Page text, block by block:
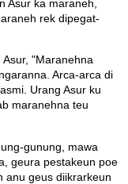
Asur ka maraneh,
rek dipegat-
Asur, "Maranehna
Arca-arca di
Urang Asur ku
maranehna teu
gunung, mawa
geura pestakeun poe
anu geus diikrarkeun